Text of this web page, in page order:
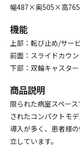
幅487×奥505×高765
機能
上部：転び止め/サー
前面：スライドカウ
下部：双輪キャスター
商品説明
限られた病室スペー
されたコンパクトモ
導入が多く、患者様
立しています。